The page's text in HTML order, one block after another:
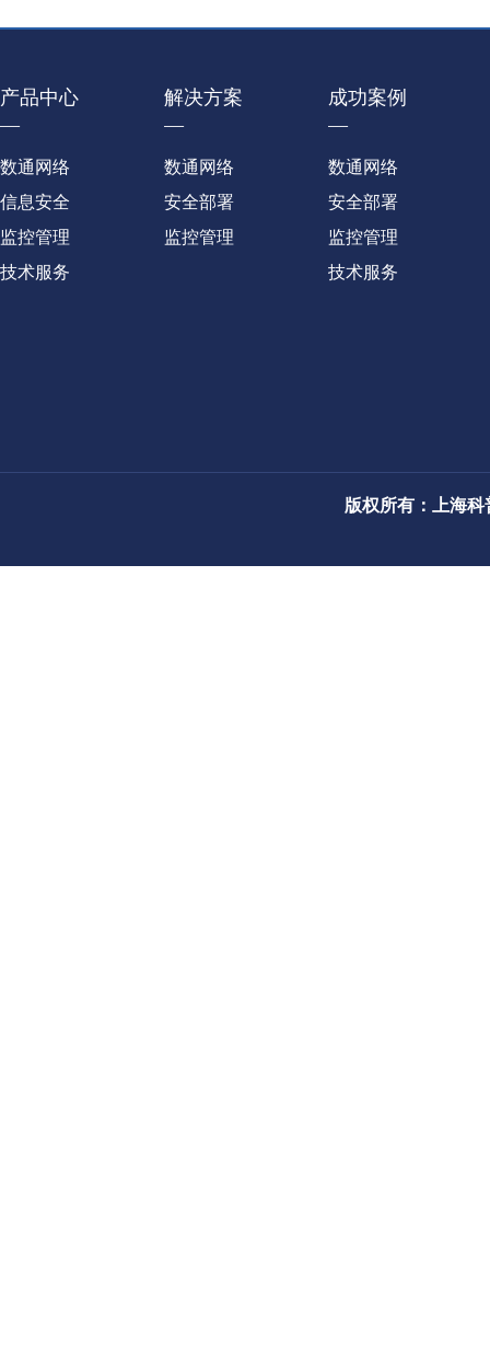
数通网络
信息安全
监控管理
技术服务
产品中心
—
数通网络
安全部署
监控管理
数通网络
安全部署
监控管理
技术服务
解决方案
—
成功案例
—
版权所有：上海